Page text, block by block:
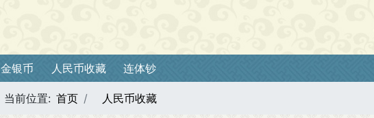
金银币 人民币收藏 连体钞
当前位置: 首页 人民币收藏